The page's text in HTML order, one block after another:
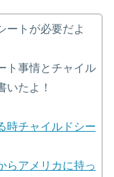
ートが必要だよ
ト事情とチャイル
いたよ！
時チャイルドシー
らアメリカに持っ